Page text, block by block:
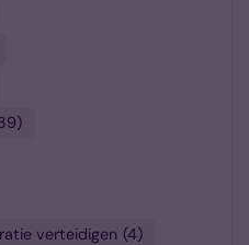
verteidigen 4